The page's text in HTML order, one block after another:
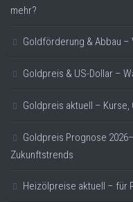
mehr?
Goldförderung & Abbau –
Goldpreis & US-Dollar –
Goldpreis aktuell –
Goldpreis Prognose
Zukunftstrends
Heizölpreise aktuell – für